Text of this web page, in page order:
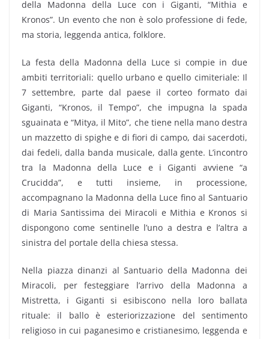
della Madonna della Luce con i Giganti, “Mithia e
Kronos”. Un evento che non è solo professione di fede,
ma storia, leggenda antica, folklore.
La festa della Madonna della Luce si compie in due
ambiti territoriali: quello urbano e quello cimiteriale: Il
7 settembre, parte dal paese il corteo formato dai
Giganti, “Kronos, il Tempo”, che impugna la spada
sguainata e “Mitya, il Mito”, che tiene nella mano destra
un mazzetto di spighe e di fiori di campo, dai sacerdoti,
dai fedeli, dalla banda musicale, dalla gente. L’incontro
tra la Madonna della Luce e i Giganti avviene “a
Crucidda”, e tutti insieme, in processione,
accompagnano la Madonna della Luce fino al Santuario
di Maria Santissima dei Miracoli e Mithia e Kronos si
dispongono come sentinelle l’uno a destra e l’altra a
sinistra del portale della chiesa stessa.
Nella piazza dinanzi al Santuario della Madonna dei
Miracoli, per festeggiare l’arrivo della Madonna a
Mistretta, i Giganti si esibiscono nella loro ballata
rituale: il ballo è esteriorizzazione del sentimento
religioso in cui paganesimo e cristianesimo, leggenda e